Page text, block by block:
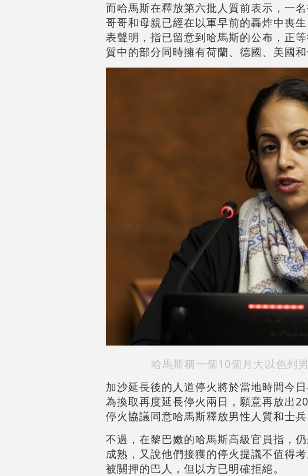
而哈馬斯在釋放第六批人質前表示，一
哥哥和母親已經在以軍早前的轟炸中喪
表聲明，指已留意到哈馬斯的公布，正
質中的部分同時擁有荷蘭、德國、美國
哈馬斯稱一個10個月大以色列
加沙延長後的人道停火將於當地時間今
為換取再度延長停火兩日，願意再放出
停火協議同意哈馬斯釋放男性人質和士兵
不過，在黎巴嫩的哈馬斯高級官員指，
成熟，又說他們接獲的停火提議不值得
被關押的巴人，但以方已明確拒絕。